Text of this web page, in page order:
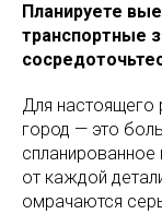
Планируете
транспортные
Для настоящего
город — это
спланированное
от каждой
омрачаются